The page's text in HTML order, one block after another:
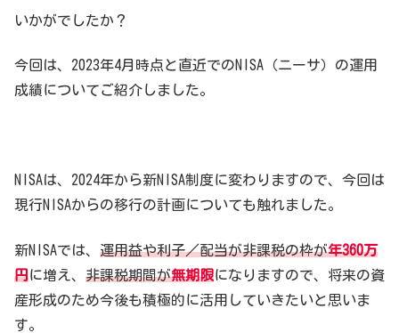
いかがでしたか？
今回は、2023年4月時点と直近でのNISA（ニーサ）の運用
成績についてご紹介しました。
NISAは、2024年から新NISA制度に変わりますので、今回は
現行NISAからの移行の計画についても触れました。
新NISAでは、 運用益や利子／配当が非課税の枠が年360万
円に増え、 非課税期間が無期限になりますので、将来の資
産形成のため今後も積極的に活用していきたいと思いま
す。